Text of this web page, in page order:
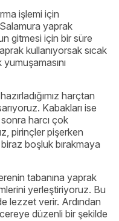
işlemi için
yaprak
gitmesi için bir süre
kullanıyorsak sıcak
harçtan
Kabakları ise
harcı çok
pirinçler pişerken
boşluk bırakmaya
tabanına yaprak
yerleştiriyoruz. Bu
lezzet verir. Ardından
düzenli bir şekilde